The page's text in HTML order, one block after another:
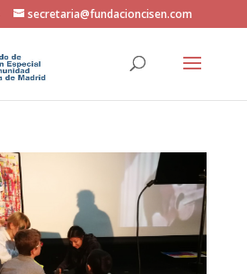
secretaria@fundacioncisen.com